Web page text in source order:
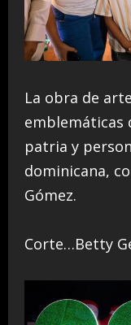
La obra de
emblemáticas
patria y
dominicana,
Gómez.
Corte…Betty